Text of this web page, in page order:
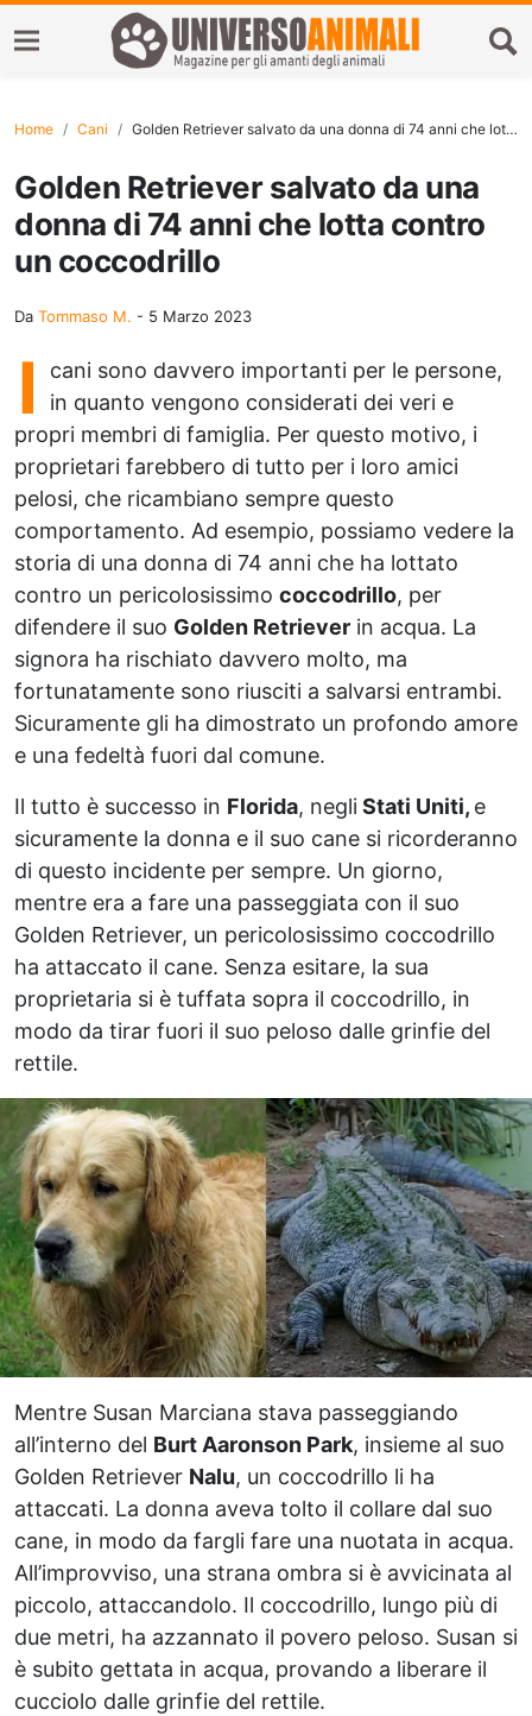
Home Cani Golden Retriever salvato da una donna di 74 anni che lotta contro un coccodrillo
Golden Retriever salvato da una
donna di 74 anni che lotta contro
un coccodrillo
Da Tommaso M. - 5 Marzo 2023
I
cani sono davvero importanti per le persone,
in quanto vengono considerati dei veri e
propri membri di famiglia. Per questo motivo, i
proprietari farebbero di tutto per i loro amici
pelosi, che ricambiano sempre questo
comportamento. Ad esempio, possiamo vedere la
storia di una donna di 74 anni che ha lottato
contro un pericolosissimo coccodrillo, per
difendere il suo Golden Retriever in acqua. La
signora ha rischiato davvero molto, ma
fortunatamente sono riusciti a salvarsi entrambi.
Sicuramente gli ha dimostrato un profondo amore
e una fedeltà fuori dal comune.
Il tutto è successo in Florida, negliStati Uniti, e
sicuramente la donna e il suo cane si ricorderanno
di questo incidente per sempre. Un giorno,
mentre era a fare una passeggiata con il suo
Golden Retriever, un pericolosissimo coccodrillo
ha attaccato il cane. Senza esitare, la sua
proprietaria si è tuffata sopra il coccodrillo, in
modo da tirar fuori il suo peloso dalle grinfie del
rettile.
Mentre Susan Marciana stava passeggiando
all’interno del Burt Aaronson Park, insieme al suo
Golden Retriever Nalu, un coccodrillo li ha
attaccati. La donna aveva tolto il collare dal suo
cane, in modo da fargli fare una nuotata in acqua.
All’improvviso, una strana ombra si è avvicinata al
piccolo, attaccandolo. Il coccodrillo, lungo più di
due metri, ha azzannato il povero peloso. Susan si
è subito gettata in acqua, provando a liberare il
cucciolo dalle grinfie del rettile.